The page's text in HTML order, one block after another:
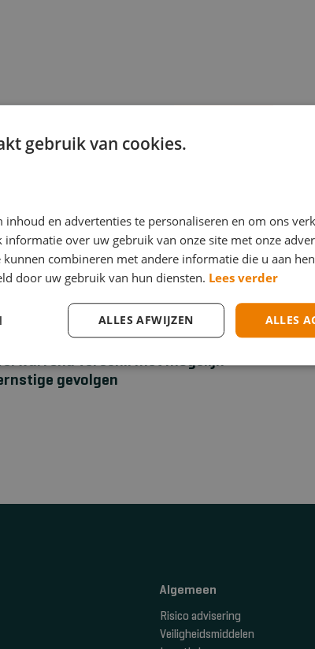
Stuwband versus tourniquet: een
verschil met mogelijk
gevolgen
Algemeen
Risico advisering
Veiligheidsmiddelen
gebruik van cookies.
inhoud en advertenties te personaliseren en om ons
informatie over uw gebruik van onze site met onze
kunnen combineren met andere informatie die u aan
door uw gebruik van hun diensten. Lees verder
ALLES
ALLES AFWIJZEN